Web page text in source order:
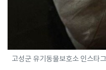
고성군 유기동물보호소 인스타